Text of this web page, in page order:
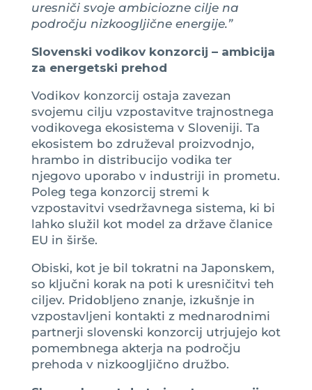
uresniči svoje ambiciozne cilje na
področju nizkoogljične energije.”
Slovenski vodikov konzorcij – ambicija
za energetski prehod
Vodikov konzorcij ostaja zavezan
svojemu cilju vzpostavitve trajnostnega
vodikovega ekosistema v Sloveniji. Ta
ekosistem bo združeval proizvodnjo,
hrambo in distribucijo vodika ter
njegovo uporabo v industriji in prometu.
Poleg tega konzorcij stremi k
vzpostavitvi vsedržavnega sistema, ki bi
lahko služil kot model za države članice
EU in širše.
Obiski, kot je bil tokratni na Japonskem,
so ključni korak na poti k uresničitvi teh
ciljev. Pridobljeno znanje, izkušnje in
vzpostavljeni kontakti z mednarodnimi
partnerji slovenski konzorcij utrjujejo kot
pomembnega akterja na področju
prehoda v nizkoogljično družbo.